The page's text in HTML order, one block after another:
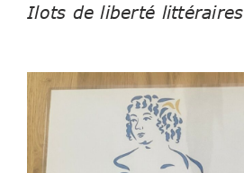
Ilots de liberté littéraires